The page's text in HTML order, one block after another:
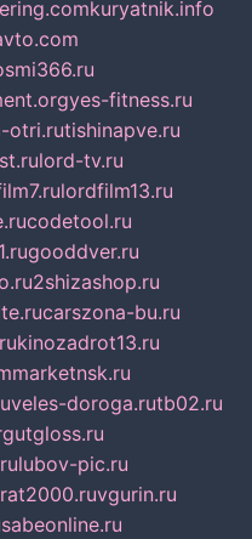
kuryatnik.info
smi366.ru
yes-fitness.ru
otri.rutishinapve.ru
lord-tv.ru
lordfilm13.ru
codetool.ru
gooddver.ru
2shizashop.ru
carszona-bu.ru
kinozadrot13.ru
veles-doroga.rutb02.ru
lubov-pic.ru
vgurin.ru
sabeonline.ru